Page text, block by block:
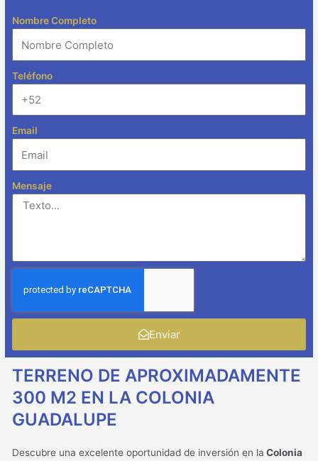
Nombre Completo
Teléfono
Email
Mensaje
Enviar
TERRENO DE APROXIMADAMENTE
300 M2 EN LA COLONIA
GUADALUPE
Descubre una excelente oportunidad de inversión en la Colonia